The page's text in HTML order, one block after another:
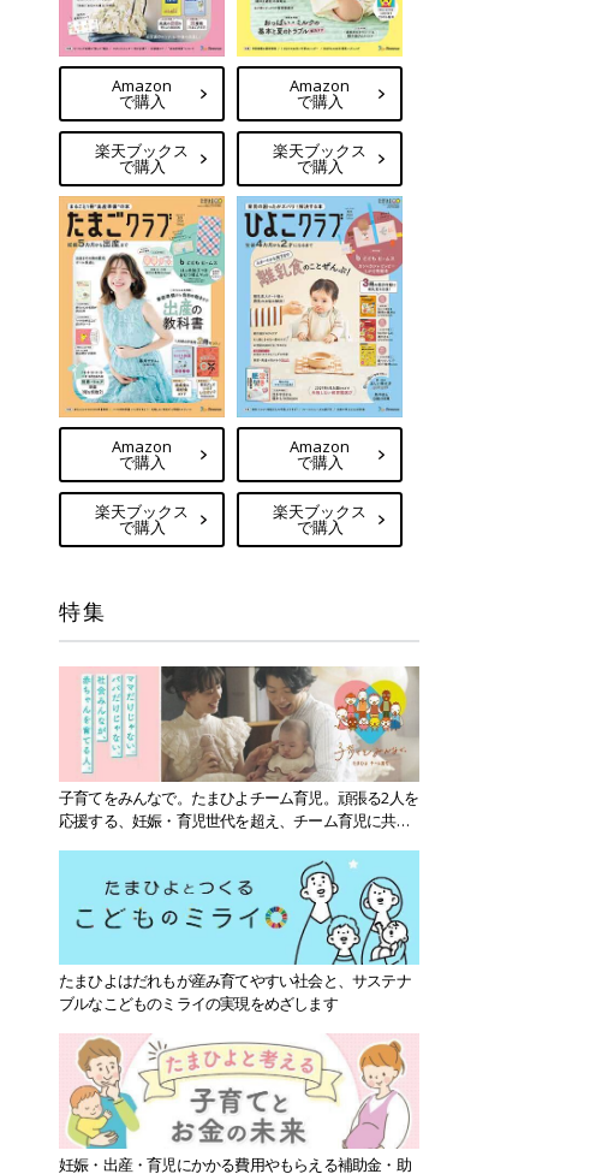
Amazon
で購入
楽天ブックス
で購入
Amazon
で購入
楽天ブックス
で購入
Amazon
で購入
楽天ブックス
で購入
Amazon
で購入
楽天ブックス
で購入
特集
子育てをみんなで。たまひよチーム育児。頑張る2人を
応援する、妊娠・育児世代を超え、チーム育児に共感
たまひよはだれもが産み育てやすい社会と、サステナ
ブルなこどものミライの実現をめざします
妊娠・出産・育児にかかる費用やもらえる補助金・助